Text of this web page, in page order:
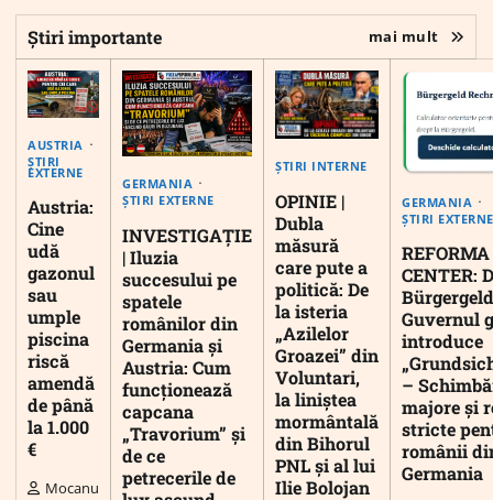
Știri importante mai mult
AUSTRIA
ȘTIRI
EXTERNE
Austria:
Cine
udă
gazonul
sau
umple
piscina
riscă
amendă
de până
la 1.000
€
Mocanu
GERMANIA
ȘTIRI EXTERNE
INVESTIGAȚIE
| Iluzia
succesului pe
spatele
românilor din
Germania și
Austria: Cum
funcționează
capcana
„Travorium” și
de ce
petrecerile de
ȘTIRI INTERNE
OPINIE |
Dubla
măsură
care pute a
politică: De
la isteria
„Azilelor
Groazei” din
Voluntari,
la liniștea
mormântală
din Bihorul
PNL și al lui
Ilie Bolojan
GERMANIA
ȘTIRI EXTERNE
CENTER:
Guvernul
introduce
–
majore și
stricte
românii
Germania